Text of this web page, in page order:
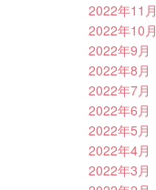
2022年11月
2022年10月
2022年9月
2022年8月
2022年7月
2022年6月
2022年5月
2022年4月
2022年3月